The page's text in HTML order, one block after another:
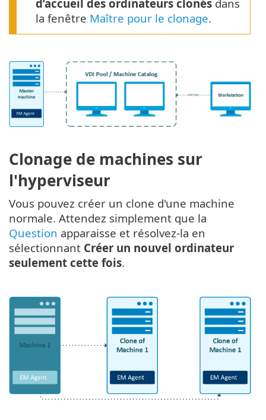
d’accueil des ordinateurs clonés dans
la fenêtre Maître pour le clonage.
Clonage de machines sur
l'hyperviseur
Vous pouvez créer un clone d'une machine
normale. Attendez simplement que la
Question apparaisse et résolvez-la en
sélectionnant Créer un nouvel ordinateur
seulement cette fois.